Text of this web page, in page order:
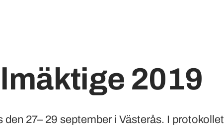
2019
27– 29 september i Västerås. I protokollet